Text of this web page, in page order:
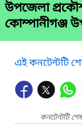
উপজেলা
কোম্পানীগঞ্জ
এই কনটেন্টটি
কনটেন্টটি